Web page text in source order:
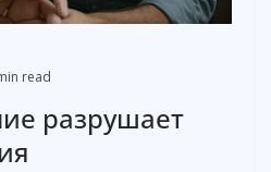
read
разрушает